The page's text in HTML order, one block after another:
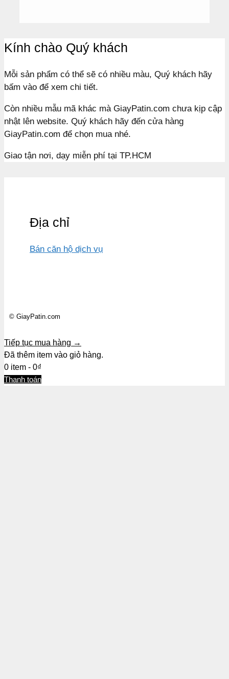
Kính chào Quý khách
Mỗi sản phẩm có thể sẽ có nhiều màu, Quý khách hãy
bấm vào để xem chi tiết.
Còn nhiều mẫu mã khác mà GiayPatin.com chưa kịp cập
nhật lên website. Quý khách hãy đến cửa hàng
GiayPatin.com để chọn mua nhé.
Giao tận nơi, dạy miễn phí tại TP.HCM
Địa chỉ
Bán căn hộ dịch vụ
© GiayPatin.com
Tiếp tục mua hàng →
Đã thêm item vào giỏ hàng.
0 item - 0₫
Thanh toán